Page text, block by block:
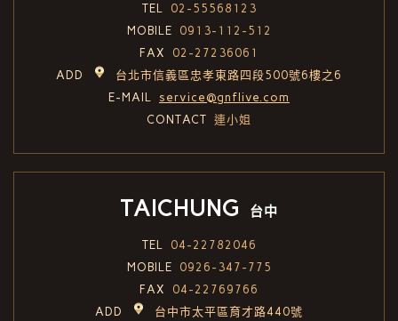
TEL
02-55568123
MOBILE
0913-112-512
FAX
02-27236061
ADD
台北市信義區忠孝東路四段500號6樓之6
E-MAIL
service@gnflive.com
CONTACT 連小姐
TAICHUNG 台中
TEL
04-22782046
MOBILE
0926-347-775
FAX
04-22769766
ADD
台中市太平區育才路440號